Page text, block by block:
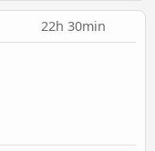
22h 30min